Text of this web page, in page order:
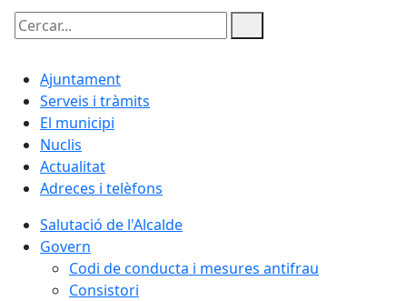
Cercar:
Ajuntament
Serveis i tràmits
El municipi
Nuclis
Actualitat
Adreces i telèfons
Salutació de l'Alcalde
Govern
Codi de conducta i mesures antifrau
Consistori